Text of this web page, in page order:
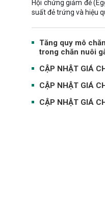
Hội chứng giảm đẻ
suất đẻ trứng và hiệu
Tăng quy mô
trong chăn nuôi
CẬP NHẬT GIÁ
CẬP NHẬT GIÁ
CẬP NHẬT GIÁ